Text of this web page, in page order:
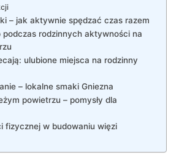
‌– jak aktywnie spędzać czas razem
podczas rodzinnych aktywności ⁢na‍
ulubione ​miejsca na rodzinny
– lokalne smaki Gniezna
powietrzu – pomysły dla⁢
fizycznej w budowaniu więzi